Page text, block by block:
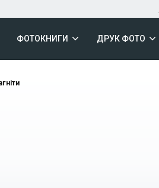
ФОТОКНИГИ ДРУК ФОТО